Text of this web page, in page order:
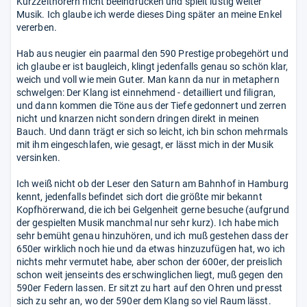
Musik. Ich glaube ich werde dieses Ding später an meine Enkel
vererben.
Hab aus neugier ein paarmal den 590 Prestige probegehört und
ich glaube er ist baugleich, klingt jedenfalls genau so schön klar,
weich und voll wie mein Guter. Man kann da nur in metaphern
schwelgen: Der Klang ist einnehmend - detailliert und filigran,
und dann kommen die Töne aus der Tiefe gedonnert und zerren
nicht und knarzen nicht sondern dringen direkt in meinen
Bauch. Und dann trägt er sich so leicht, ich bin schon mehrmals
mit ihm eingeschlafen, wie gesagt, er lässt mich in der Musik
versinken.
Ich weiß nicht ob der Leser den Saturn am Bahnhof in Hamburg
kennt, jedenfalls befindet sich dort die größte mir bekannt
Kopfhörerwand, die ich bei Gelgenheit gerne besuche (aufgrund
der gespielten Musik manchmal nur sehr kurz). Ich habe mich
sehr bemüht genau hinzuhören, und ich muß gestehen dass der
650er wirklich noch hie und da etwas hinzuzufügen hat, wo ich
nichts mehr vermutet habe, aber schon der 600er, der preislich
schon weit jenseints des erschwinglichen liegt, muß gegen den
590er Federn lassen. Er sitzt zu hart auf den Ohren und presst
sich zu sehr an, wo der 590er dem Klang so viel Raum lässt.